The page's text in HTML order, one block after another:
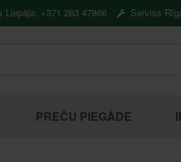
Liepāja: +371 263 47866 Serviss
PREČU PIEGĀDE